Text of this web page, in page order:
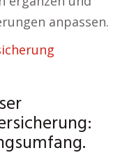
anpassen.